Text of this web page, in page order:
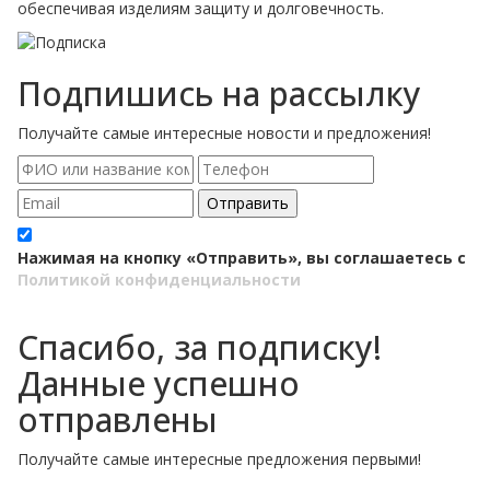
обеспечивая изделиям защиту и долговечность.
Подпишись на рассылку
Получайте самые интересные новости и предложения!
Отправить
Нажимая на кнопку «Отправить», вы соглашаетесь с
Политикой конфиденциальности
Спасибо, за подписку!
Данные успешно
отправлены
Получайте самые интересные предложения первыми!